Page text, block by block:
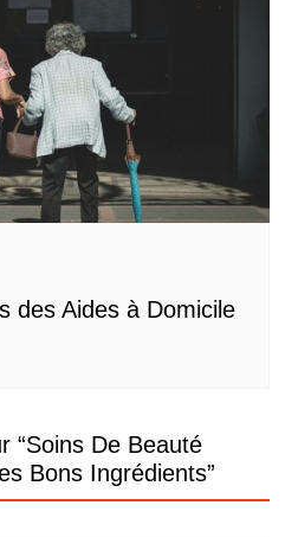
des Aides à Domicile
“Soins De Beauté
Bons Ingrédients”